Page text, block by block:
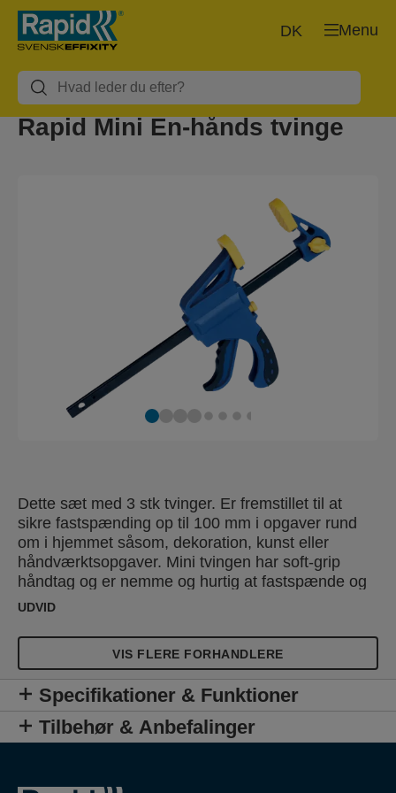
Menu
DK
Rapid Mini En-hånds tvinge
Dette sæt med 3 stk tvinger. Er fremstillet til at
sikre fastspænding op til 100 mm i opgaver rund
om i hjemmet såsom, dekoration, kunst eller
håndværktsopgaver. Mini tvingen har soft-grip
håndtag og er nemme og hurtig at fastspænde og
frigøre med kun én hånd. For ekstra alsidighed
påføres et tryk udad. Denne funktion er praktisk,
når opgaverne involverer at opretholde et hul
mellem objekter eller overflader.
UDVID
VIS FLERE FORHANDLERE
Specifikationer & Funktioner
Tilbehør & Anbefalinger